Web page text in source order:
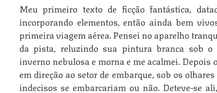
Meu primeiro texto de ficção fantástica,
incorporando elementos, então ainda bem
primeira viagem aérea. Pensei no aparelho
da pista, reluzindo sua pintura branca sob
inverno nebulosa e morna e me acalmei.
em direção ao setor de embarque, sob os
indecisos se embarcariam ou não. Deteve-se